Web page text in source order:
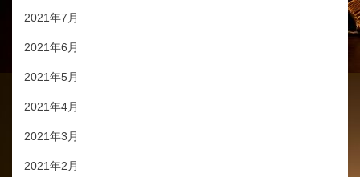
2021年7月
2021年6月
2021年5月
2021年4月
2021年3月
2021年2月